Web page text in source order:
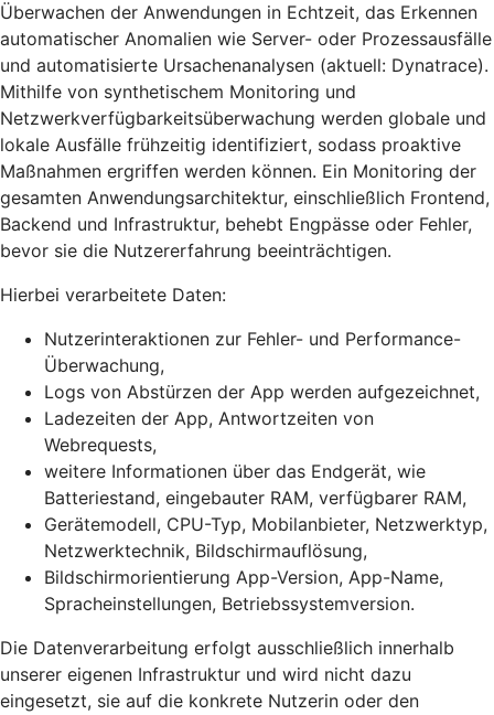
Überwachen der Anwendungen in Echtzeit, das Erkennen
automatischer Anomalien wie Server- oder Prozessausfälle
und automatisierte Ursachenanalysen (aktuell: Dynatrace).
Mithilfe von synthetischem Monitoring und
Netzwerkverfügbarkeitsüberwachung werden globale und
lokale Ausfälle frühzeitig identifiziert, sodass proaktive
Maßnahmen ergriffen werden können. Ein Monitoring der
gesamten Anwendungsarchitektur, einschließlich Frontend,
Backend und Infrastruktur, behebt Engpässe oder Fehler,
bevor sie die Nutzererfahrung beeinträchtigen.
Hierbei verarbeitete Daten:
Nutzerinteraktionen zur Fehler- und Performance-
Überwachung,
Logs von Abstürzen der App werden aufgezeichnet,
Ladezeiten der App, Antwortzeiten von
Webrequests,
weitere Informationen über das Endgerät, wie
Batteriestand, eingebauter RAM, verfügbarer RAM,
Gerätemodell, CPU-Typ, Mobilanbieter, Netzwerktyp,
Netzwerktechnik, Bildschirmauflösung,
Bildschirmorientierung App-Version, App-Name,
Spracheinstellungen, Betriebssystemversion.
Die Datenverarbeitung erfolgt ausschließlich innerhalb
unserer eigenen Infrastruktur und wird nicht dazu
eingesetzt, sie auf die konkrete Nutzerin oder den